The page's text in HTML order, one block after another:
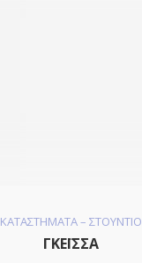
ΚΑΤΑΣΤΗΜΑΤΑ – ΣΤΟΥΝΤΙΟ
ΓΚΕΪΣΣΑ